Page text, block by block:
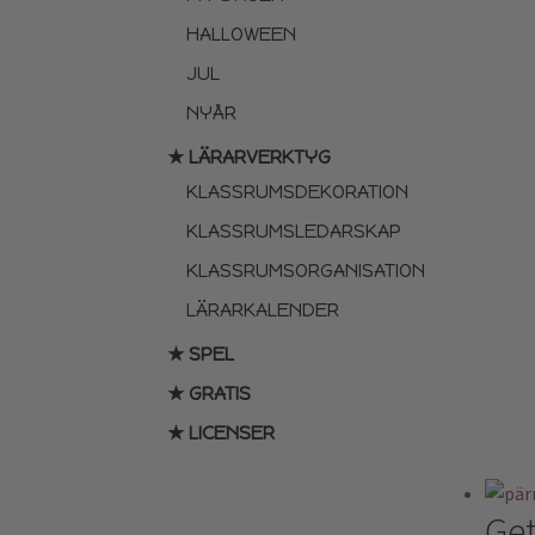
HALLOWEEN
JUL
NYÅR
★ LÄRARVERKTYG
KLASSRUMSDEKORATION
KLASSRUMSLEDARSKAP
KLASSRUMSORGANISATION
LÄRARKALENDER
★ SPEL
★ GRATIS
★ LICENSER